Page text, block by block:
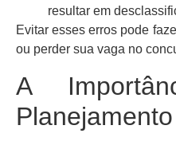
resultar em
Evitar esses erros pode
ou perder sua vaga no
A
Planejamento